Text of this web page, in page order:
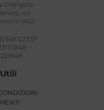
D’Angelo
40
(AG)
G273P
221948